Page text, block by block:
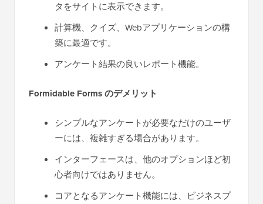
タをサイトに表示できます。
計算機、クイズ、Webアプリケーションの構
築に最適です。
アンケート結果の良いレポート機能。
Formidable Forms のデメリット
シンプルなアンケートが必要なだけのユーザ
ーには、複雑すぎる場合があります。
インターフェースは、他のオプションほど初
心者向けではありません。
コアとなるアンケート機能には、ビジネスプ